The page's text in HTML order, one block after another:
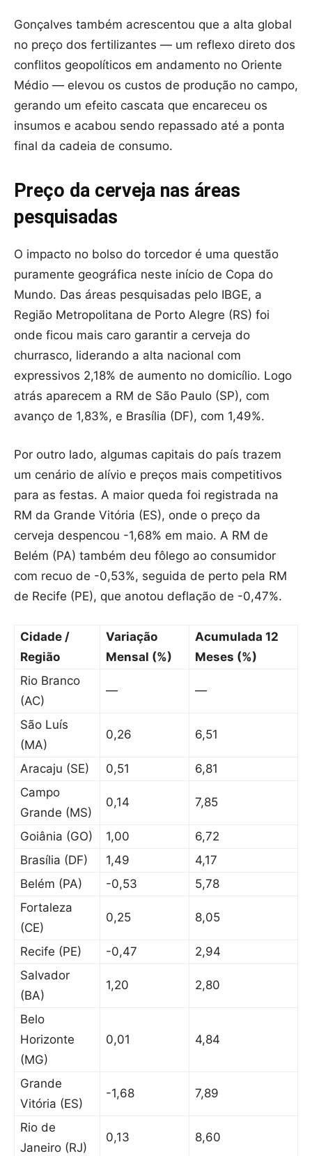
Gonçalves também acrescentou que a alta global
no preço dos fertilizantes — um reflexo direto dos
conflitos geopolíticos em andamento no Oriente
Médio — elevou os custos de produção no campo,
gerando um efeito cascata que encareceu os
insumos e acabou sendo repassado até a ponta
final da cadeia de consumo.
Preço da cerveja nas áreas
pesquisadas
O impacto no bolso do torcedor é uma questão
puramente geográfica neste início de Copa do
Mundo. Das áreas pesquisadas pelo IBGE, a
Região Metropolitana de Porto Alegre (RS) foi
onde ficou mais caro garantir a cerveja do
churrasco, liderando a alta nacional com
expressivos 2,18% de aumento no domicílio. Logo
atrás aparecem a RM de São Paulo (SP), com
avanço de 1,83%, e Brasília (DF), com 1,49%.
Por outro lado, algumas capitais do país trazem
um cenário de alívio e preços mais competitivos
para as festas. A maior queda foi registrada na
RM da Grande Vitória (ES), onde o preço da
cerveja despencou -1,68% em maio. A RM de
Belém (PA) também deu fôlego ao consumidor
com recuo de -0,53%, seguida de perto pela RM
de Recife (PE), que anotou deflação de -0,47%.
Cidade /
Região
Variação
Mensal (%)
Acumulada 12
Meses (%)
Rio Branco
(AC)
— —
São Luís
(MA)
0,26 6,51
Aracaju (SE) 0,51
6,81
Campo
Grande (MS)
0,14 7,85
Goiânia (GO) 1,00
6,72
Brasília (DF)
1,49
4,17
Belém (PA)
-0,53
5,78
Fortaleza
(CE)
0,25 8,05
Recife (PE) -0,47
2,94
Salvador
(BA)
1,20 2,80
Belo
Horizonte
(MG)
0,01 4,84
Grande
Vitória (ES)
-1,68 7,89
Rio de
Janeiro (RJ)
0,13 8,60